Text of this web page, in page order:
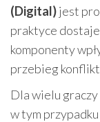
(Digital)jest
praktyce
komponenty
przebieg
Dla wielu
w tym